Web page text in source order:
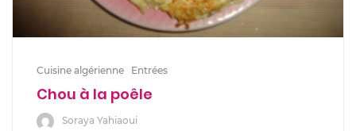
Cuisine algérienne Entrées
Chou à la poêle
Soraya Yahiaoui